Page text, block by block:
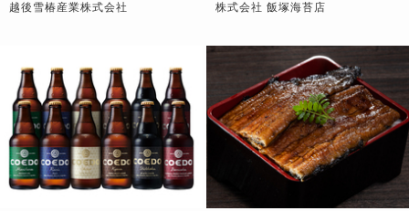
越後雪椿産業株式会社
株式会社 飯塚海苔店